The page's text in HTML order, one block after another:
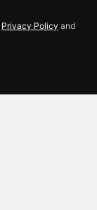
Privacy Policy and